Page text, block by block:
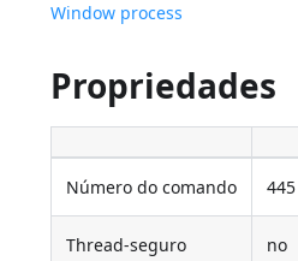
Window process
Propriedades
Número do comando 445
Thread-seguro no